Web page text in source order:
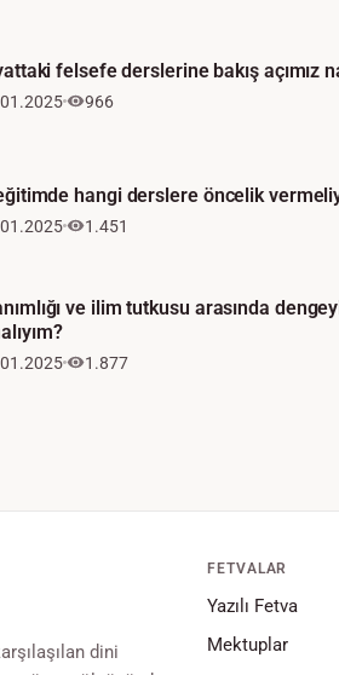
felsefe derslerine bakış açımız
966
hangi derslere öncelik
1.451
ve ilim tutkusu arasında
1.877
dini
FETVALAR
Yazılı Fetva
Mektuplar